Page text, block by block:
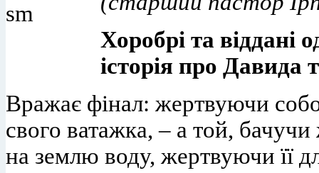
Хоробрі та віддані
історія про Давида
Вражає фінал: жертвуючи
свого ватажка, – а той,
на землю воду, жертвуючи її